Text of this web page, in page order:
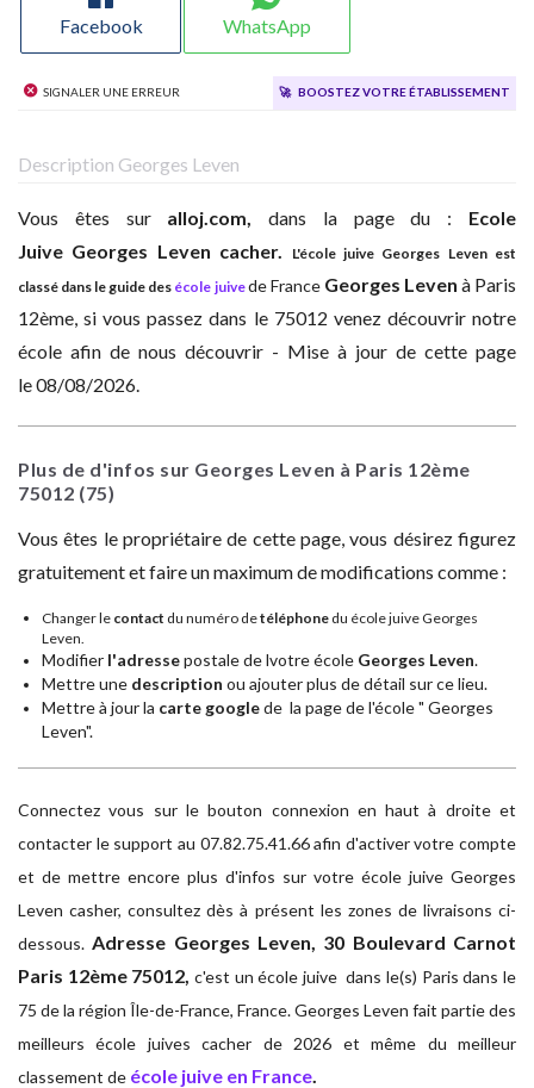
Facebook WhatsApp
Signaler une erreur 🚀 Boostez votre établissement
Description Georges Leven
Vous êtes sur alloj.com,dans la page du : Ecole
Juive Georges Leven cacher.
L'école juive Georges Leven est
classé dans le guide des école juivede France Georges Leven à Paris
12ème, si vous passez dans le 75012 venez découvrir notre
école afin de nous découvrir - Mise à jour de cette page
le 08/08/2026.
Plus de d'infos sur Georges Leven à Paris 12ème
75012 (75)
Vous êtes le propriétaire de cette page, vous désirez figurez
gratuitement et faire un maximum de modifications comme :
Changer le contact du numéro detéléphone du école juive Georges
Leven.
Modifier l'adressepostale de lvotre école Georges Leven.
Mettre une description ou ajouter plus de détail sur ce lieu.
Mettre à jour la carte googlede la page de l'école " Georges
Leven".
Connectez vous sur le bouton connexion en haut à droite et
contacter le support au 07.82.75.41.66 afin d'activer votre compte
et de mettre encore plus d'infos sur votre école juive Georges
Leven casher, consultez dès à présent les zones de livraisons ci-
dessous.Adresse Georges Leven, 30 Boulevard Carnot
Paris 12ème 75012, c'est un école juive dans le(s) Paris dans le
75 de la région Île-de-France, France. Georges Leven fait partie des
meilleurs école juives cacher de 2026 et même du meilleur
classement de école juive en France